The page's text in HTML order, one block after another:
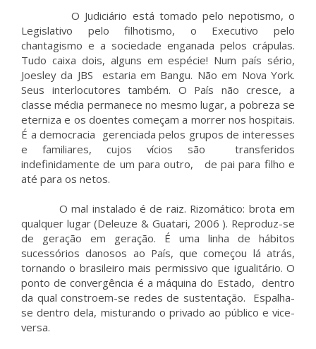
O Judiciário está tomado pelo nepotismo, o
Legislativo pelo filhotismo, o Executivo pelo
chantagismo e a sociedade enganada pelos crápulas.
Tudo caixa dois, alguns em espécie! Num país sério,
Joesley da JBS estaria em Bangu. Não em Nova York.
Seus interlocutores também. O País não cresce, a
classe média permanece no mesmo lugar, a pobreza se
eterniza e os doentes começam a morrer nos hospitais.
É a democracia gerenciada pelos grupos de interesses
e familiares, cujos vícios são transferidos
indefinidamente de um para outro, de pai para filho e
até para os netos.
O mal instalado é de raiz. Rizomático: brota em
qualquer lugar (Deleuze & Guatari, 2006 ). Reproduz-se
de geração em geração. É uma linha de hábitos
sucessórios danosos ao País, que começou lá atrás,
tornando o brasileiro mais permissivo que igualitário. O
ponto de convergência é a máquina do Estado, dentro
da qual constroem-se redes de sustentação. Espalha-
se dentro dela, misturando o privado ao público e vice-
versa.